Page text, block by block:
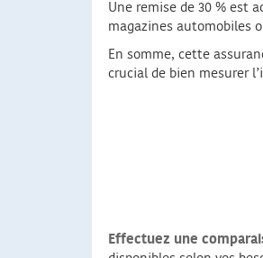
Une remise de 30 % est
magazines automobiles
En somme, cette
crucial de bien mesurer
Effectuez une